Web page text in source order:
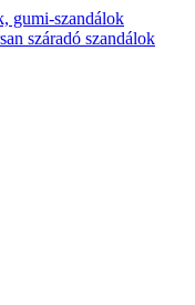
gumi-szandálok
száradó szandálok